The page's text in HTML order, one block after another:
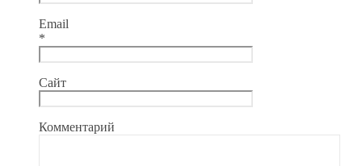
Email
*
Сайт
Комментарий